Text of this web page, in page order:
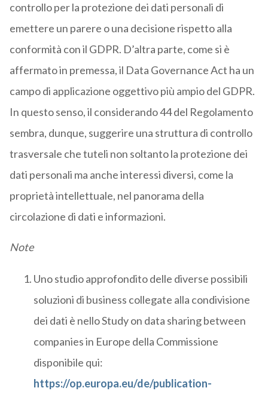
controllo per la protezione dei dati personali di
emettere un parere o una decisione rispetto alla
conformità con il GDPR. D’altra parte, come si è
affermato in premessa, il Data Governance Act ha un
campo di applicazione oggettivo più ampio del GDPR.
In questo senso, il considerando 44 del Regolamento
sembra, dunque, suggerire una struttura di controllo
trasversale che tuteli non soltanto la protezione dei
dati personali ma anche interessi diversi, come la
proprietà intellettuale, nel panorama della
circolazione di dati e informazioni.
Note
Uno studio approfondito delle diverse possibili
soluzioni di business collegate alla condivisione
dei dati è nello Study on data sharing between
companies in Europe della Commissione
disponibile qui:
https://op.europa.eu/de/publication-